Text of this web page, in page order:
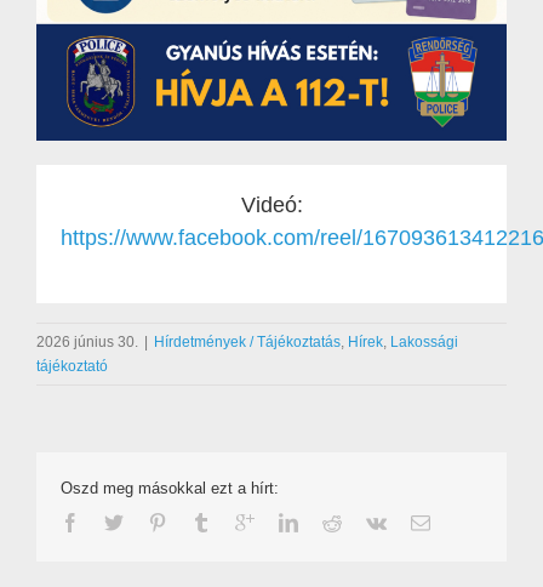
Videó:
https://www.facebook.com/reel/
2026 június 30. | Hírdetmények / Tájékoztatás Hírek Lakossági
tájékoztató
Oszd meg másokkal ezt a hírt: